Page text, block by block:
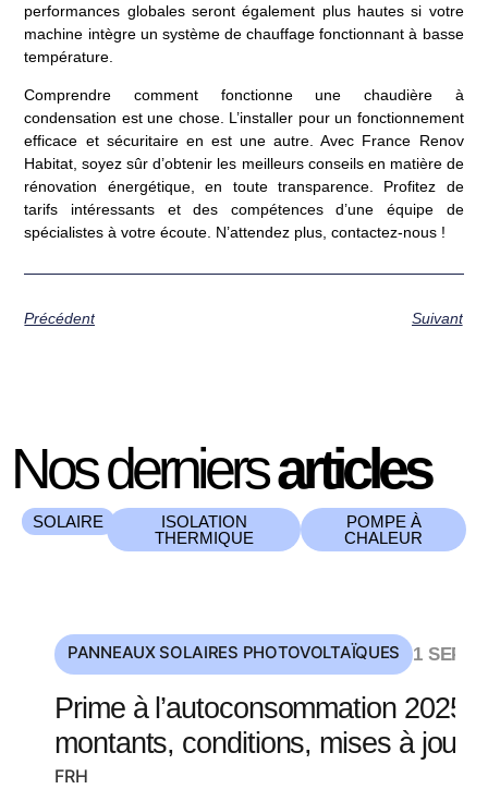
performances globales seront également plus hautes si votre
machine intègre un système de chauffage fonctionnant à basse
température.
Comprendre comment fonctionne une chaudière à
condensation est une chose. L’installer pour un fonctionnement
efficace et sécuritaire en est une autre. Avec France Renov
Habitat, soyez sûr d’obtenir les meilleurs conseils en matière de
rénovation énergétique, en toute transparence. Profitez de
tarifs intéressants et des compétences d’une équipe de
spécialistes à votre écoute. N’attendez plus,contactez-nous !
Précédent Suivant
Nos derniersarticles
SOLAIRE
ISOLATION
THERMIQUE
POMPE À
CHALEUR
PANNEAUX SOLAIRES PHOTOVOLTAÏQUES 1 SEP
Prime à l’autoconsommation 2025 :
montants, conditions, mises à jour
FRH